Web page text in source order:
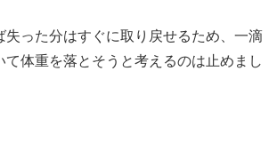
失った分はすぐに取り戻せるため、一滴
て体重を落とそうと考えるのは止めまし